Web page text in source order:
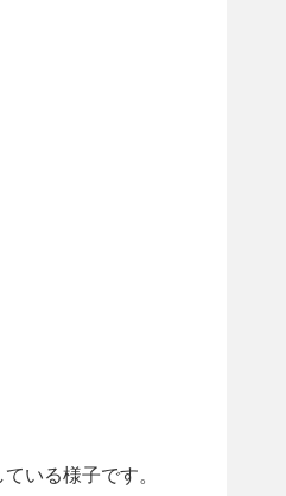
いる様子です。